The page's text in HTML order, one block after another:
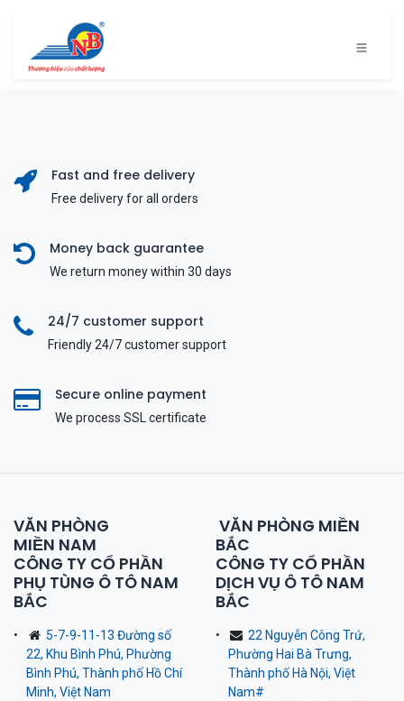
Fast and free delivery
Free delivery for all orders
Money back guarantee
We return money within 30 days
24/7 customer support
Friendly 24/7 customer support
Secure online payment
We process SSL сertificate
VĂN PHÒNG
MIỀN NAM
CÔNG TY CỔ PHẦN
PHỤ TÙNG Ô TÔ NAM
BẮC
5-7-9-11-13 Đường số
22, Khu Bình Phú, Phường
Bình Phú, Thành phố Hồ Chí
Minh, Việt Nam
VĂN PHÒNG MIỀN
BẮC
CÔNG TY CỔ PHẦN
DỊCH VỤ Ô TÔ NAM
BẮC
22 Nguyễn Công Trứ,
Phường Hai Bà Trưng,
Thành phố Hà Nội, Việt
Nam#